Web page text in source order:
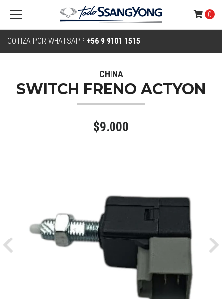
COTIZA POR WHATSAPP +56 9 9101 1515
0
CHINA
SWITCH FRENO ACTYON
$9.000
Previous